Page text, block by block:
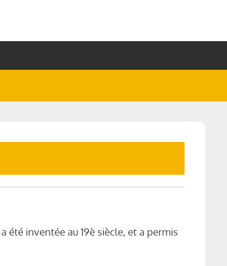
été inventée au 19è siècle, et a permis